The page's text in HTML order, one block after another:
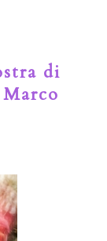
di